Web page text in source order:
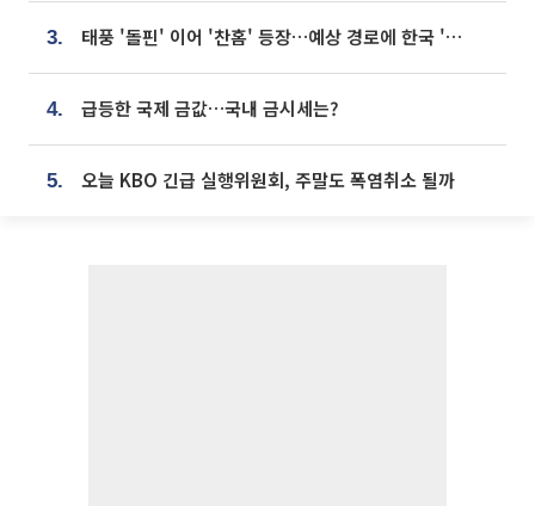
3. 태풍 '돌핀' 이어 '찬홈' 등장…예상 경로에 한국 '한숨'
4. 급등한 국제 금값…국내 금시세는?
5. 오늘 KBO 긴급 실행위원회, 주말도 폭염취소 될까